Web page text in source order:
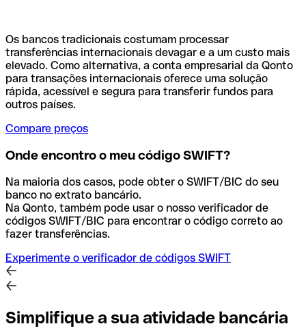
Os bancos tradicionais costumam processar
transferências internacionais devagar e a um custo mais
elevado. Como alternativa, a conta empresarial da Qonto
para transações internacionais oferece uma solução
rápida, acessível e segura para transferir fundos para
outros países.
Compare preços
Onde encontro o meu código SWIFT?
Na maioria dos casos, pode obter o SWIFT/BIC do seu
banco no extrato bancário.
Na Qonto, também pode usar o nosso verificador de
códigos SWIFT/BIC para encontrar o código correto ao
fazer transferências.
Experimente o verificador de códigos SWIFT
Simplifique a sua atividade bancária